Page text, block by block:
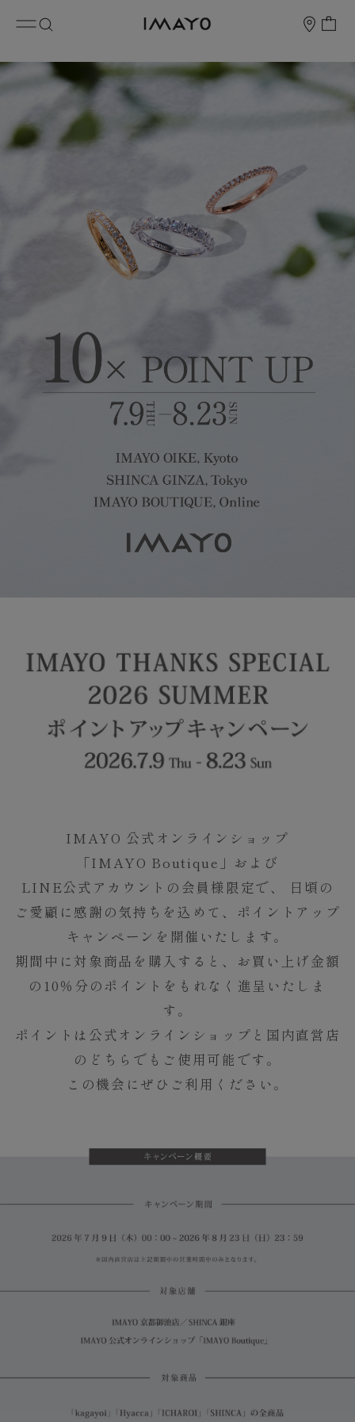
IMAYO 公式オンラインショップ
「IMAYO Boutique」および
LINE公式アカウントの会員様限定で、
日頃の
ご愛顧に感謝の気持ちを込めて、ポイントアップ
キャンペーンを開催いたします。
期間中に対象商品を購入すると、お買い上げ金額
の10％分のポイントをもれなく進呈いたしま
す。
ポイントは公式オンラインショップと国内直営店
のどちらでもご使用可能です。
この機会にぜひご利用ください。